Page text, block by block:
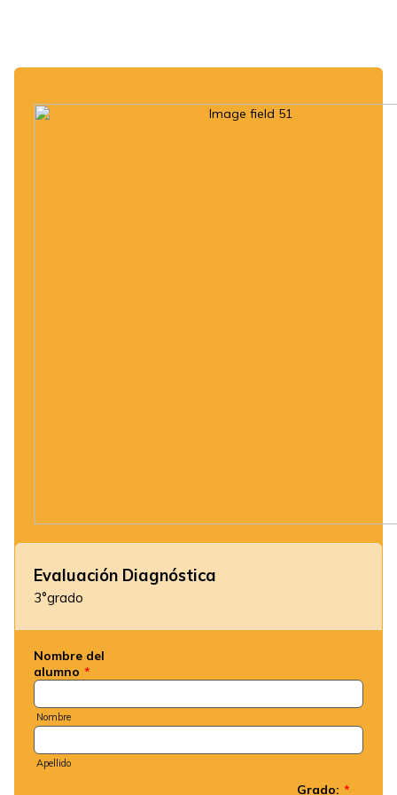
Evaluación Diagnóstica
3°grado
Nombre del
alumno *
Nombre
Apellido
Grado: *